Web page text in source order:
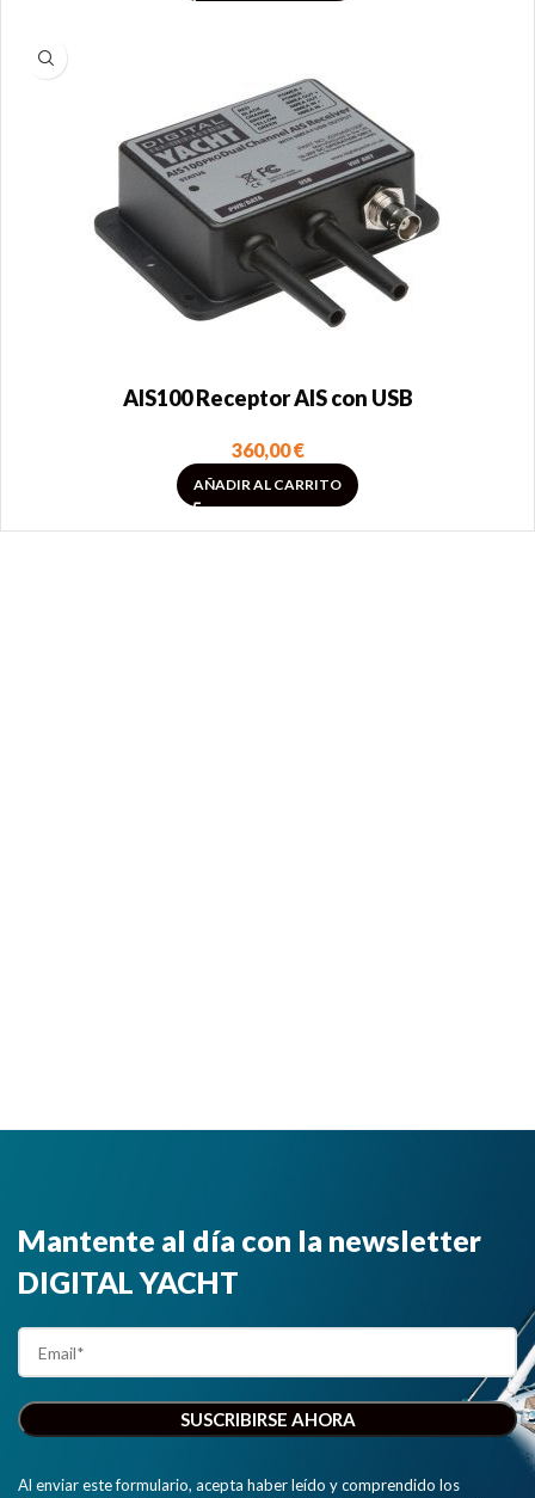
AIS100 Receptor AIS con USB
360,00€
AÑADIR AL CARRITO
Mantente al día con la newsletter
DIGITAL YACHT
Al enviar este formulario, acepta haber leído y comprendido los